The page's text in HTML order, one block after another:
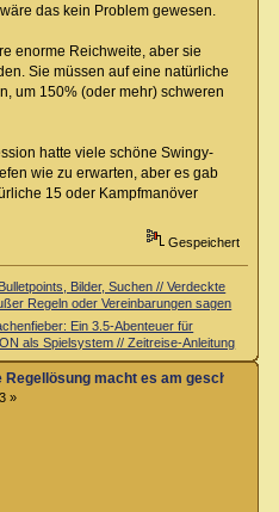
das kein Problem gewesen.
enorme Reichweite, aber sie
Sie müssen auf eine natürliche
um 150% (oder mehr) schweren
hatte viele schöne Swingy-
wie zu erwarten, aber es gab
15 oder Kampfmanöver
Gespeichert
Bilder, Suchen // Verdeckte
Regeln oder Vereinbarungen sagen
Ein 3.5-Abenteuer für
als Spielsystem // Zeitreise-Anleitung
Regellösung macht es am
»